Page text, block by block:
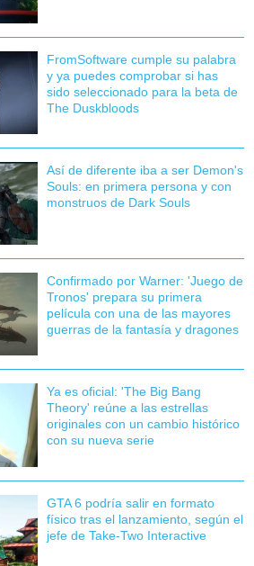
FromSoftware cumple su palabra
y ya puedes comprobar si has
sido seleccionado para la beta de
The Duskbloods
Así de diferente iba a ser Demon's
Souls: en primera persona y con
monstruos de Dark Souls
Confirmado por Warner: 'Juego de
Tronos' prepara su primera
película con una de las mayores
guerras de la fantasía y dragones
Ya es oficial: 'The Big Bang
Theory' reúne a las estrellas
originales con un cambio histórico
con su nueva serie
GTA 6 podría salir en formato
físico tras el lanzamiento, según el
jefe de Take-Two Interactive